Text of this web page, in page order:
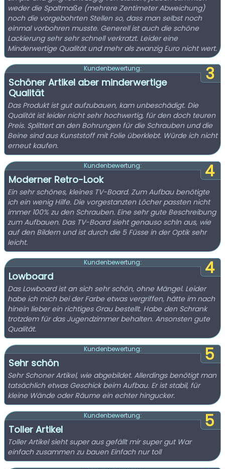
weder die Spaltmaße (mehrere Zentimeter Abweichung)
noch die vorgebohrten Stellen so, dass man selbst noch
einmal vorbohren musste. Generell ist auch die schöne
Lackierung sehr sehr schnell verkratzt. Leider eine
Minderwertige Qualität und mehr als zwanzig Euro nicht wert.
3
Kundenbewertung:
Schöner Artikel aber minderwertige
Qualität
Das Produkt ist gut aufzubauen, kam unbeschädigt. Die
Qualität ist leider nicht sehr hochwertig, für den doch teuren
Preis. Splittert an den Bohrungen für die Schrauben und die
Beine sind aus Kunststoff mit Folie überklebt. Würde ich nicht
erneut kaufen.
4
Kundenbewertung:
Moderner Retro-Look
Ein sehr schönes, kleines TV-Board. Zum Aufbau benötigte
ich ein wenig Hilfe. Die vorgestanzten Löcher passten nicht
immer 100% zu den Schrauben. Eine sehr gute Beschreibung
zum Aufbauen. Das TV-Board sieht genauso schln aus, wie
auf den Bildern und ist durch die 5 Füsse in der Optik sehr
leicht.
4
Kundenbewertung:
Lowboard
Das Lowboard ist an sich sehr schön, ohne Mängel. Leider
habe ich mich bei der Farbe etwas vergriffen, hätte im nach
hinein lieber ein richtiges Grau bestellt. Habe den Schrank
trotzdem für das Jugendzimmer behalten. Ansonsten gute
Qualität.
5
Kundenbewertung:
Sehr schön
Sehr Schoner Artikel, wie abgebildet. Allerdings benötigt man
tatsächlich etwas Geschick beim Aufbau. Er ist stabil, für
kleine Wände oder Räume ein echter hingucker.
5
Kundenbewertung:
Toller Artikel
Toller Artikel sieht super aus gefällt mir super gut War
einfach zusammen zu bauen Einfach nur toll